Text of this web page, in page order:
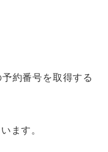
約番号を取得する
ます。